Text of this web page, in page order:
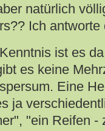
natürlich
Ich
ist es
es keine
Eine
ja
"ein Reifen -